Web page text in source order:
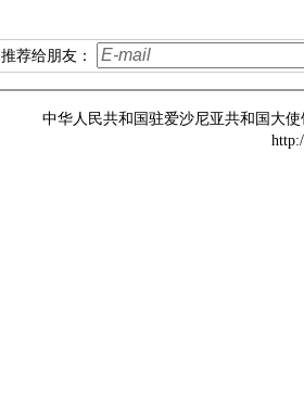
推荐给朋友：
中华人民共和国驻爱沙尼亚共和国大使